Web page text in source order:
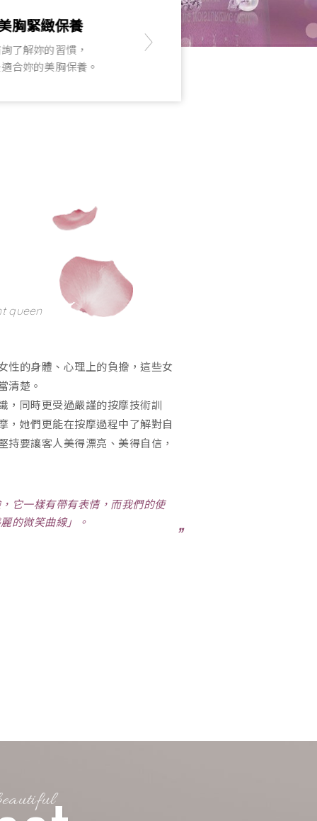
緊緻保養
解妳的習慣，
妳的美胸保養。
勻體雕
為妳的身
queen
性的身體、心理上的負擔，這些女
清楚。
，同時更受過嚴謹的按摩技術訓
，她們更能在按摩過程中了解對自
持要讓客人美得漂亮、美得自信，
它一樣有帶有表情，而我們的使
的微笑曲線」。